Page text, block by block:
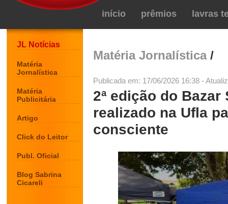
início prêmios lavras
JL Notícias
Matéria
Jornalística
Matéria
Publicitária
Artigo
Click do Leitor
Publ. Oficial
Blog Sabrina
Cicareli
Matéria Jornalística/
Publicada em: 17/06/2026 16:38 -
2ª edição do
realizado na Ufla
consciente